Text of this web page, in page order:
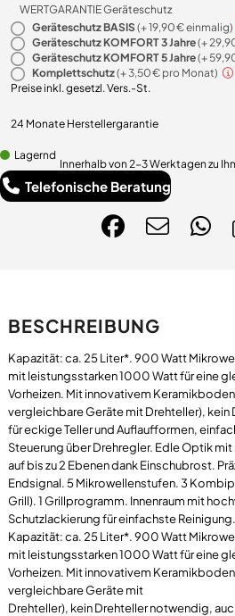
WERTGARANTIE Geräteschutz
Geräteschutz BASIS (+19,90 €einmalig)
Geräteschutz KOMFORT 3 Jahre(+
Geräteschutz KOMFORT 5 Jahre(+
Komplettschutz(+3,50 € pro Monat)
Preise inkl. gesetzl. Vers.-St.
24 Monate Herstellergarantie
Lagernd
Innerhalb von 2-3 Werktagen zu
Telefonische Beratung
BESCHREIBUNG
Kapazität: ca. 25 Liter*. 900 Watt
mit leistungsstarken 1000 Watt für eine
Vorheizen. Mit innovativem
vergleichbare Geräte mit Drehteller),
für eckige Teller und Auflaufformen,
Steuerung über Drehregler. Edle Optik
auf bis zu 2 Ebenen dank Einschubrost.
Endsignal. 5 Mikrowellenstufen. 3
Grill). 1 Grillprogramm. Innenraum mit
Schutzlackierung für einfachste Reinigung.
Kapazität: ca. 25 Liter*. 900 Watt
mit leistungsstarken 1000 Watt für eine
Vorheizen. Mit innovativem
vergleichbare Geräte mit
Drehteller), kein Drehteller notwendig,